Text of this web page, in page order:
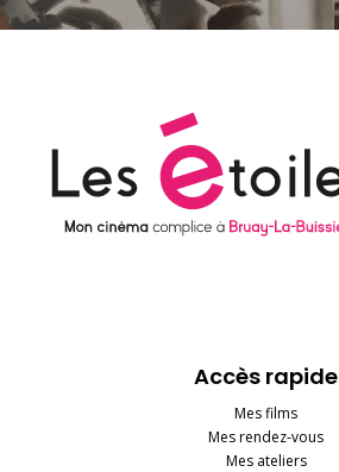
Accès rapide
Mes films
Mes rendez-vous
Mes ateliers